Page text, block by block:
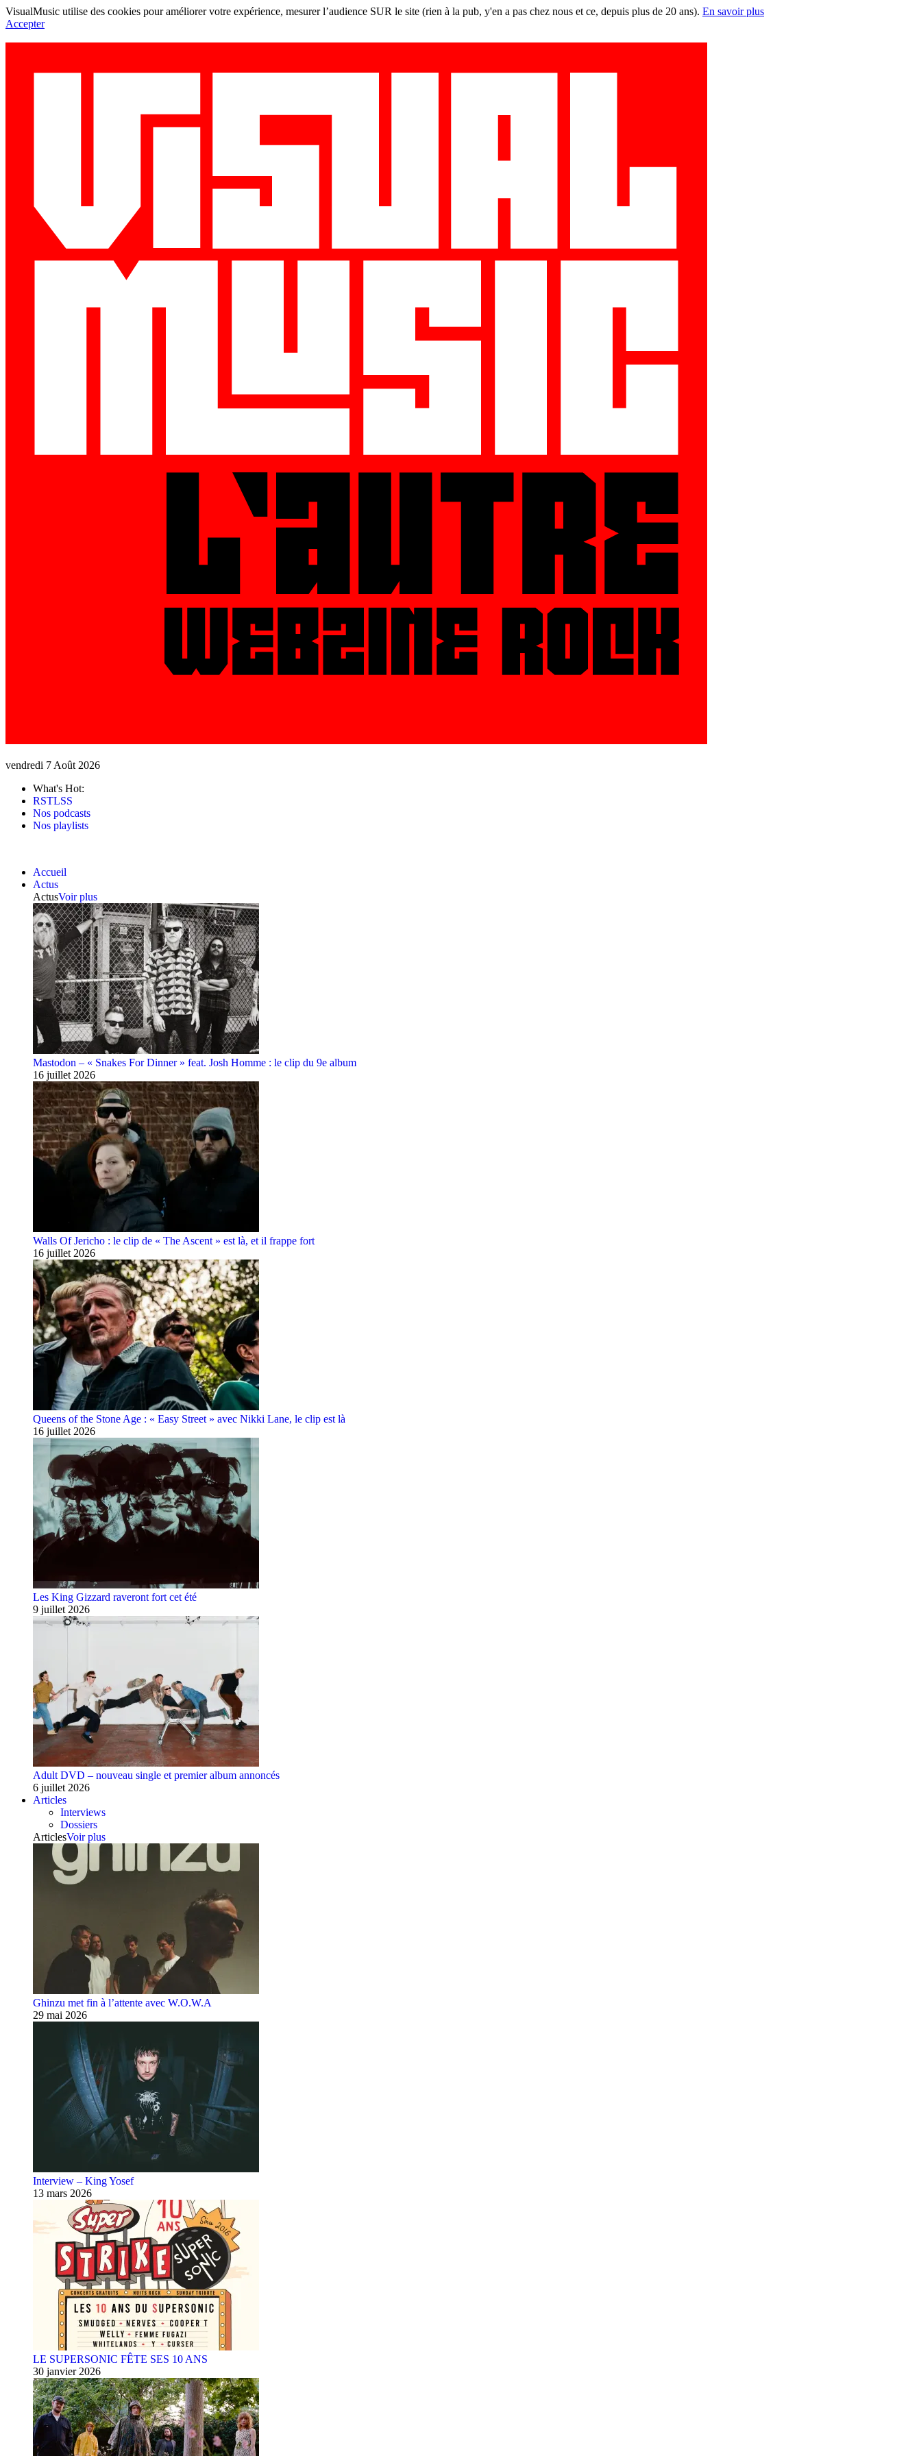
VisualMusic utilise des cookies pour améliorer votre expérience, mesurer l’audience SUR le site (rien à la pub, y'en a pas chez nous et ce, depuis plus de 20 ans). En savoir plus
Accepter
vendredi 7 Août 2026
What's Hot:
RSTLSS
Nos podcasts
Nos playlists
Accueil
Actus
ActusVoir plus
Mastodon – « Snakes For Dinner » feat. Josh Homme : le clip du 9e album
16 juillet 2026
Walls Of Jericho : le clip de « The Ascent » est là, et il frappe fort
16 juillet 2026
Queens of the Stone Age : « Easy Street » avec Nikki Lane, le clip est là
16 juillet 2026
Les King Gizzard raveront fort cet été
9 juillet 2026
Adult DVD – nouveau single et premier album annoncés
6 juillet 2026
Articles
Interviews
Dossiers
ArticlesVoir plus
Ghinzu met fin à l’attente avec W.O.W.A
29 mai 2026
Interview – King Yosef
13 mars 2026
LE SUPERSONIC FÊTE SES 10 ANS
30 janvier 2026